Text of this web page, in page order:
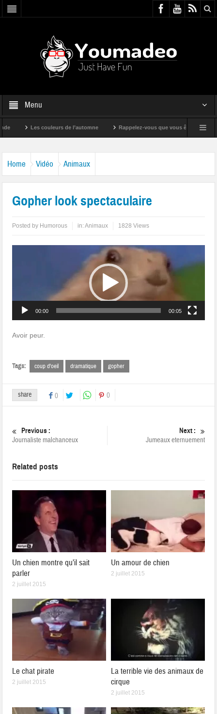
Menu
Les couleurs de l’automne Rappelez-vous que vous êtes super !
Home Vidéo Animaux
Gopher look spectaculaire
Posted by Humorous in:Animaux 1828 Views
00:00 00:05
Avoir peur.
Tags: coup d'oeil dramatique gopher
share 0 0
Previous :
Journaliste malchanceux
Next :
Jumeaux eternuement
Related posts
Un chien montre qu’il sait
parler
2 juillet 2015
Un amour de chien
2 juillet 2015
Le chat pirate
2 juillet 2015
La terrible vie des animaux de
cirque
2 juillet 2015